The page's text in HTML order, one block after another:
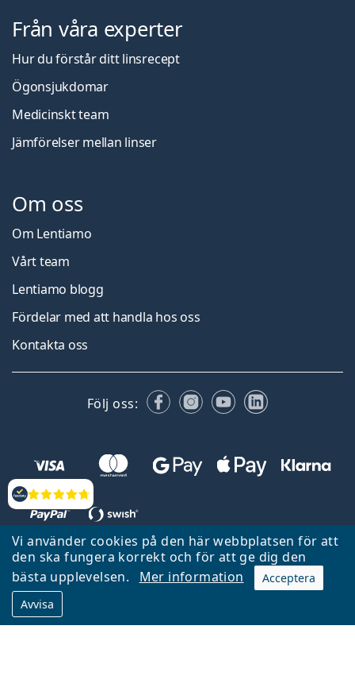
Vi använder cookies på den här webbplatsen för att
den ska fungera korrekt och för att ge dig den
bästa upplevelsen.
Mer information
Acceptera
Avvisa
Recensioner
Från våra experter
Hur du förstår ditt linsrecept
Ögonsjukdomar
Medicinskt team
Jämförelser mellan linser
Om oss
Om Lentiamo
Vårt team
Lentiamo blogg
Fördelar med att handla hos oss
Kontakta oss
Följ oss: FacebookInstagram
YouTubeLinkedIn
Tillbaka till startsidan
Gå upp
Lentiamo.se ägs och drivs av Lentiamo s.r.o., Tjeckien